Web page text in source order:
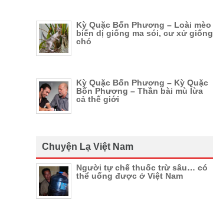
Kỳ Quặc Bốn Phương – Loài mèo
biến dị giống ma sói, cư xử giống
chó
Kỳ Quặc Bốn Phương – Kỳ Quặc
Bốn Phương – Thần bài mù lừa
cả thế giới
Chuyện Lạ Việt Nam
Người tự chế thuốc trừ sâu… có
thể uống được ở Việt Nam